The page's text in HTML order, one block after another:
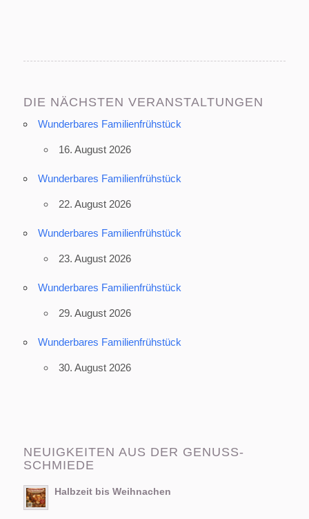
DIE NÄCHSTEN VERANSTALTUNGEN
Wunderbares Familienfrühstück
16. August 2026
Wunderbares Familienfrühstück
22. August 2026
Wunderbares Familienfrühstück
23. August 2026
Wunderbares Familienfrühstück
29. August 2026
Wunderbares Familienfrühstück
30. August 2026
NEUIGKEITEN AUS DER GENUSS-
SCHMIEDE
Halbzeit bis Weihnachen